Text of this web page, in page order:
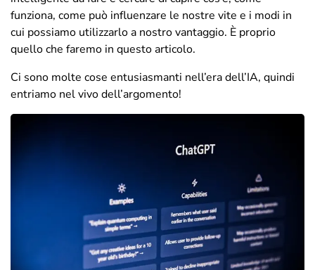
funziona, come può influenzare le nostre vite e i modi in
cui possiamo utilizzarlo a nostro vantaggio. È proprio
quello che faremo in questo articolo.
Ci sono molte cose entusiasmanti nell’era dell’IA, quindi
entriamo nel vivo dell’argomento!